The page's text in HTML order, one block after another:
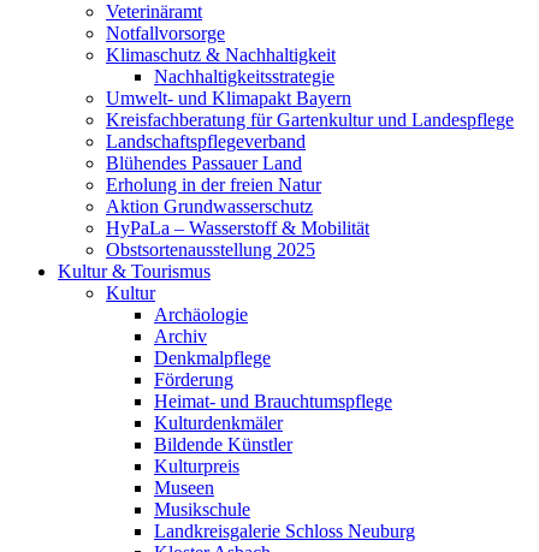
Veterinäramt
Notfallvorsorge
Klimaschutz & Nachhaltigkeit
Nachhaltigkeitsstrategie
Umwelt- und Klimapakt Bayern
Kreisfachberatung für Gartenkultur und Landespflege
Landschaftspflegeverband
Blühendes Passauer Land
Erholung in der freien Natur
Aktion Grundwasserschutz
HyPaLa – Wasserstoff & Mobilität
Obstsortenausstellung 2025
Kultur & Tourismus
Kultur
Archäologie
Archiv
Denkmalpflege
Förderung
Heimat- und Brauchtumspflege
Kulturdenkmäler
Bildende Künstler
Kulturpreis
Museen
Musikschule
Landkreisgalerie Schloss Neuburg